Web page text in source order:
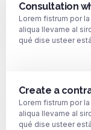
Consultation
Lorem fistrum por
aliqua llevame al
qué dise usteer
Create a
Lorem fistrum por
aliqua llevame al
qué dise usteer